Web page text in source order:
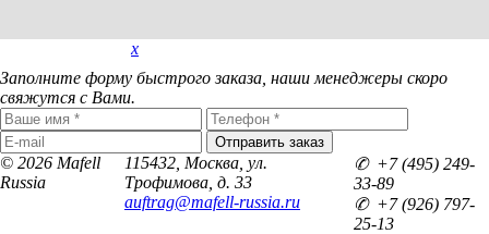
Покупка в 1 кликx
Заполните форму быстрого заказа, наши менеджеры скоро
свяжутся с Вами.
© 2026 Mafell
Russia
115432, Москва, ул.
Трофимова, д. 33
auftrag@mafell-russia.ru
✆ +7 (495) 249-
33-89
✆ +7 (926) 797-
25-13